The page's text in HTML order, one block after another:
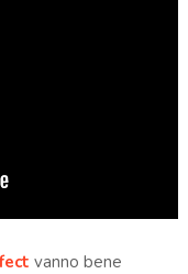
vanno bene